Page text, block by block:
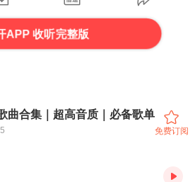
APP 收听完整版
曲合集｜超高音质｜必备歌单
免费订阅